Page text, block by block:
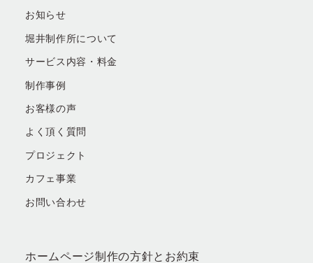
お知らせ
堀井制作所について
サービス内容・料金
制作事例
お客様の声
よく頂く質問
プロジェクト
カフェ事業
お問い合わせ
ホームページ制作の方針とお約束